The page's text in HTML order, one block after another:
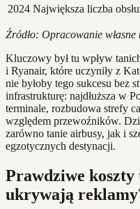
2024 Największa liczba
Źródło: Opracowanie własne
Kluczowy był tu wpływ
i Ryanair, które uczyniły z
nie byłoby tego sukcesu bez
infrastrukturę: najdłuższa w
terminale, rozbudowa strefy
względem przewoźników.
zarówno tanie airbusy, jak i
egzotycznych destynacji.
Prawdziwe
ukrywają